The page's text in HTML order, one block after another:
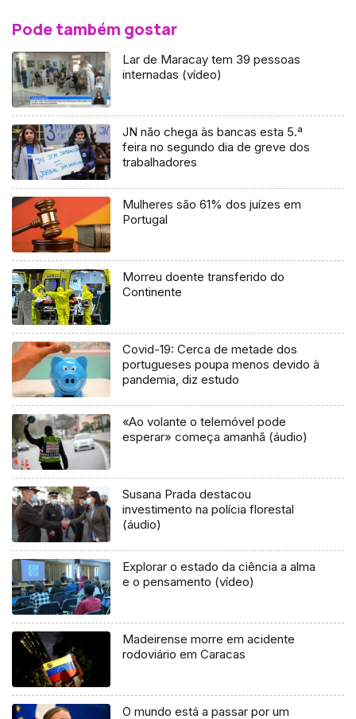
Pode também gostar
Lar de Maracay tem 39 pessoas
internadas (vídeo)
JN não chega às bancas esta 5.ª
feira no segundo dia de greve dos
trabalhadores
Mulheres são 61% dos juízes em
Portugal
Morreu doente transferido do
Continente
Covid-19: Cerca de metade dos
portugueses poupa menos devido à
pandemia, diz estudo
«Ao volante o telemóvel pode
esperar» começa amanhã (áudio)
Susana Prada destacou
investimento na polícia florestal
(áudio)
Explorar o estado da ciência a alma
e o pensamento (vídeo)
Madeirense morre em acidente
rodoviário em Caracas
O mundo está a passar por um